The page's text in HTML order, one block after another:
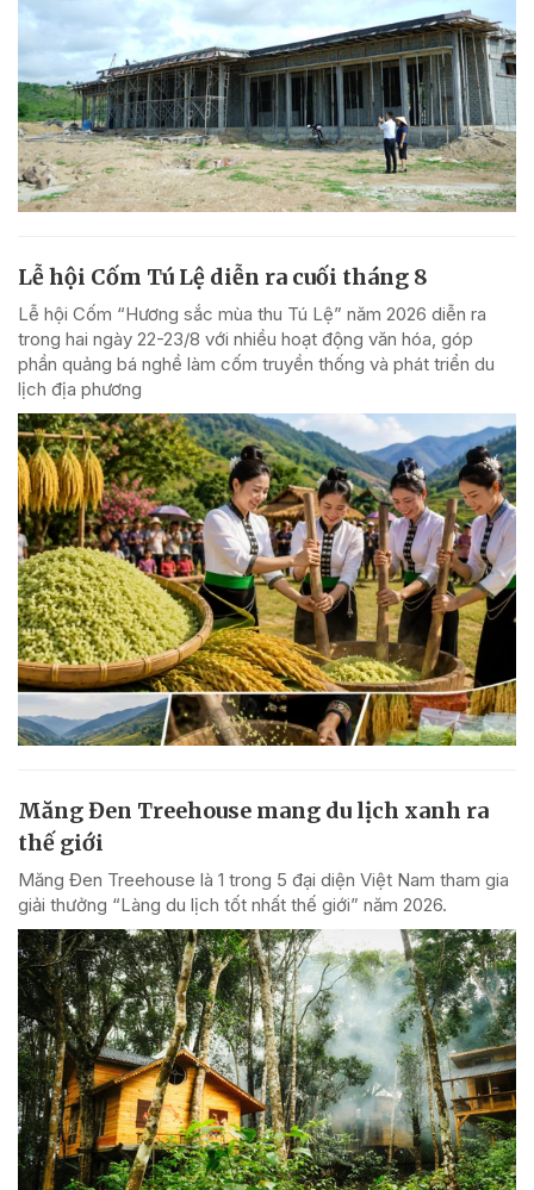
Lễ hội Cốm Tú Lệ diễn ra cuối tháng 8
Lễ hội Cốm “Hương sắc mùa thu Tú Lệ” năm 2026 diễn ra
trong hai ngày 22-23/8 với nhiều hoạt động văn hóa, góp
phần quảng bá nghề làm cốm truyền thống và phát triển du
lịch địa phương
Măng Đen Treehouse mang du lịch xanh ra
thế giới
Măng Đen Treehouse là 1 trong 5 đại diện Việt Nam tham gia
giải thưởng “Làng du lịch tốt nhất thế giới” năm 2026.